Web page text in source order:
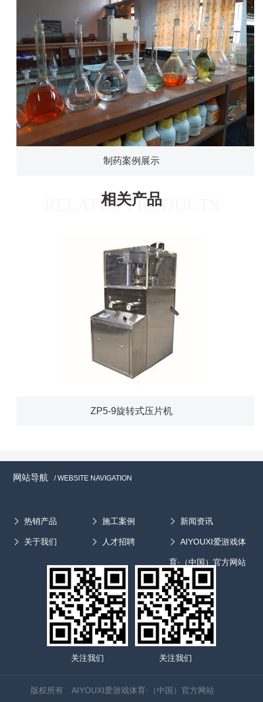
制药案例展示
相关产品
RELATED PRODUCTS
ZP5-9旋转式压片机
网站导航 / WEBSITE NAVIGATION
热销产品 施工案例 新闻资讯
关于我们 人才招聘 AIYOUXI爱游戏体
育·（中国）官方网站
关注我们 关注我们
版权所有 AIYOUXI爱游戏体育·（中国）官方网站